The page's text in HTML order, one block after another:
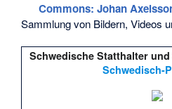
Commons: Johan
Sammlung von Bildern, Videos
Schwedische Statthalter
Schwedisch-